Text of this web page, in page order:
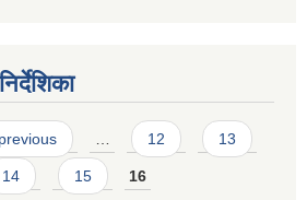
12 13
14 15 16